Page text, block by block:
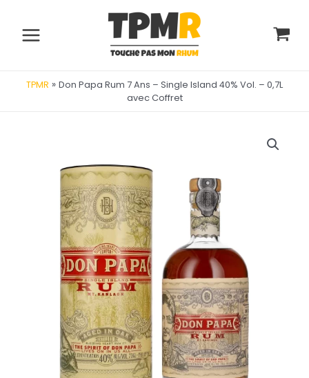
contenu
Main
TPMR » Don Papa Rum 7 Ans – Single Island 40% Vol. – 0,7L
avec Coffret